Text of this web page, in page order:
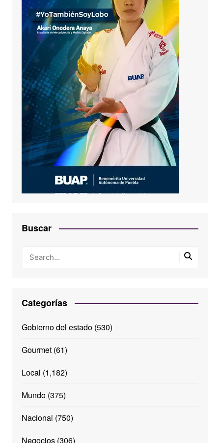
Buscar
Categorías
Gobierno del estado(530)
Gourmet(61)
Local (1,182)
Mundo(375)
Nacional (750)
Negocios(306)